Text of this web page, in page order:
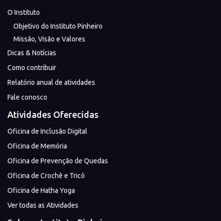
O Instituto
Objetivo do Instituto Pinheiro
Missão, Visão e Valores
Dicas & Notícias
Como contribuir
Relatório anual de atividades
Fale conosco
Atividades Oferecidas
Oficina de Inclusão Digital
Oficina de Memória
Oficina de Prevenção de Quedas
Oficina de Crochê e Tricô
Oficina de Hatha Yoga
Ver todas as Atividades